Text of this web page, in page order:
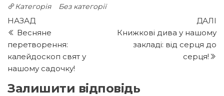
Категорія Без категорії
Навігація
записів
Попередній
запис
НАЗАД
Весняне
перетворення:
калейдоскоп свят у
нашому садочку!
ДАЛІ
Книжкові дива у нашому
закладі: від серця до
серця!
Залишити відповідь